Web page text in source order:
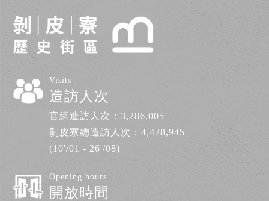
Visits
造訪人次
官網造訪人次： 3,286,005
剝皮寮總造訪人次：4,428,945
(10'/01 - 26'/08)
Opening hours
開放時間